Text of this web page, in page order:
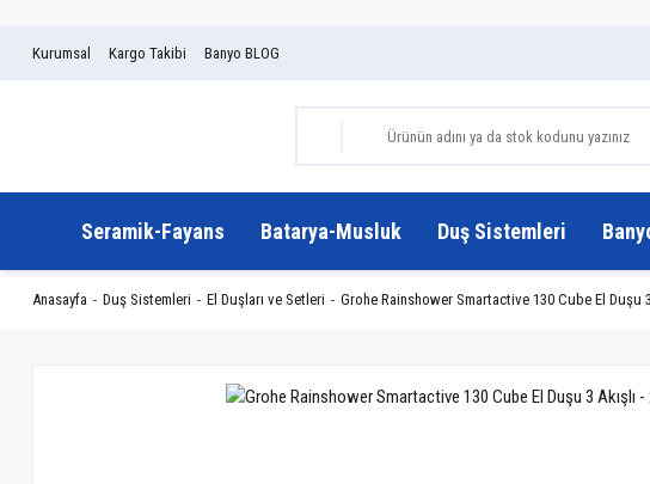
Kurumsal Kargo Takibi Banyo BLOG
Seramik-Fayans Batarya-Musluk Duş Sistemleri
Anasayfa Duş Sistemleri El Duşları ve Setleri Grohe Rainshower Smartactive 130 Cube El Duşu 3